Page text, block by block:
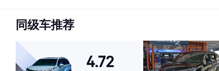
·外观表现一般，低于64%同级车
·空间表现一般，低于67%同级车
同级车推荐
4.72